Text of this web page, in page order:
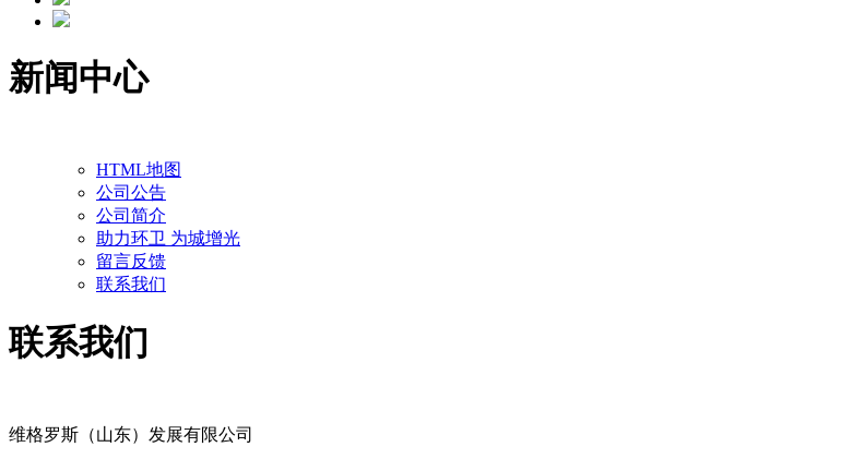
新闻中心
HTML地图
公司公告
公司简介
助力环卫 为城增光
留言反馈
联系我们
联系我们
维格罗斯（山东）发展有限公司